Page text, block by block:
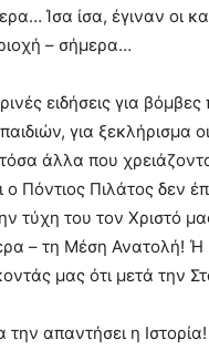
Ίσα ίσα, έγιναν οι
– σήμερα…
ειδήσεις για
για ξεκλήρισμα
άλλα που
Πόντιος Πιλάτος δεν
τύχη του τον Χριστό
– τη Μέση Ανατολή! Ή
μας ότι μετά την
την απαντήσει η